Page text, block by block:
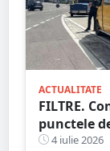
ACTUALITATE
FILTRE.
punctele
Frontieră,
4 iulie 2026